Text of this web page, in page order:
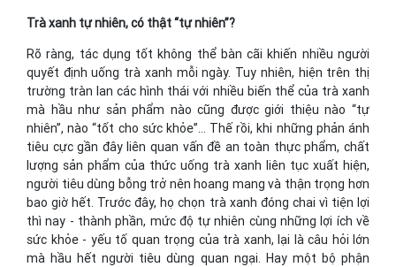
Trà xanh tự nhiên, có thật “tự nhiên”?
Rõ ràng, tác dụng tốt không thể bàn cãi khiến nhiều người
quyết định uống trà xanh mỗi ngày. Tuy nhiên, hiện trên thị
trường tràn lan các hình thái với nhiều biến thể của trà xanh
mà hầu như sản phẩm nào cũng được giới thiệu nào “tự
nhiên”, nào “tốt cho sức khỏe”… Thế rồi, khi những phản ánh
tiêu cực gần đây liên quan vấn đề an toàn thực phẩm, chất
lượng sản phẩm của thức uống trà xanh liên tục xuất hiện,
người tiêu dùng bỗng trở nên hoang mang và thận trọng hơn
bao giờ hết. Trước đây, họ chọn trà xanh đóng chai vì tiện lợi
thì nay - thành phần, mức độ tự nhiên cùng những lợi ích về
sức khỏe - yếu tố quan trọng của trà xanh, lại là câu hỏi lớn
mà hầu hết người tiêu dùng quan ngại. Hay một bộ phận